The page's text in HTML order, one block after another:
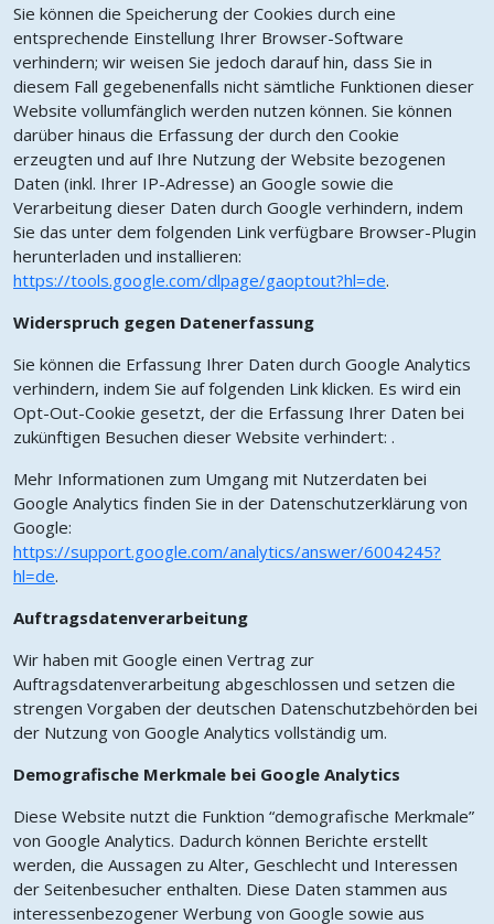
Sie können die Speicherung der Cookies durch eine
entsprechende Einstellung Ihrer Browser-Software
verhindern; wir weisen Sie jedoch darauf hin, dass Sie in
diesem Fall gegebenenfalls nicht sämtliche Funktionen dieser
Website vollumfänglich werden nutzen können. Sie können
darüber hinaus die Erfassung der durch den Cookie
erzeugten und auf Ihre Nutzung der Website bezogenen
Daten (inkl. Ihrer IP-Adresse) an Google sowie die
Verarbeitung dieser Daten durch Google verhindern, indem
Sie das unter dem folgenden Link verfügbare Browser-Plugin
herunterladen und installieren:
https://tools.google.com/dlpage/gaoptout?hl=de.
Widerspruch gegen Datenerfassung
Sie können die Erfassung Ihrer Daten durch Google Analytics
verhindern, indem Sie auf folgenden Link klicken. Es wird ein
Opt-Out-Cookie gesetzt, der die Erfassung Ihrer Daten bei
zukünftigen Besuchen dieser Website verhindert: .
Mehr Informationen zum Umgang mit Nutzerdaten bei
Google Analytics finden Sie in der Datenschutzerklärung von
Google:
https://support.google.com/analytics/answer/6004245?
hl=de.
Auftragsdatenverarbeitung
Wir haben mit Google einen Vertrag zur
Auftragsdatenverarbeitung abgeschlossen und setzen die
strengen Vorgaben der deutschen Datenschutzbehörden bei
der Nutzung von Google Analytics vollständig um.
Demografische Merkmale bei Google Analytics
Diese Website nutzt die Funktion “demografische Merkmale”
von Google Analytics. Dadurch können Berichte erstellt
werden, die Aussagen zu Alter, Geschlecht und Interessen
der Seitenbesucher enthalten. Diese Daten stammen aus
interessenbezogener Werbung von Google sowie aus